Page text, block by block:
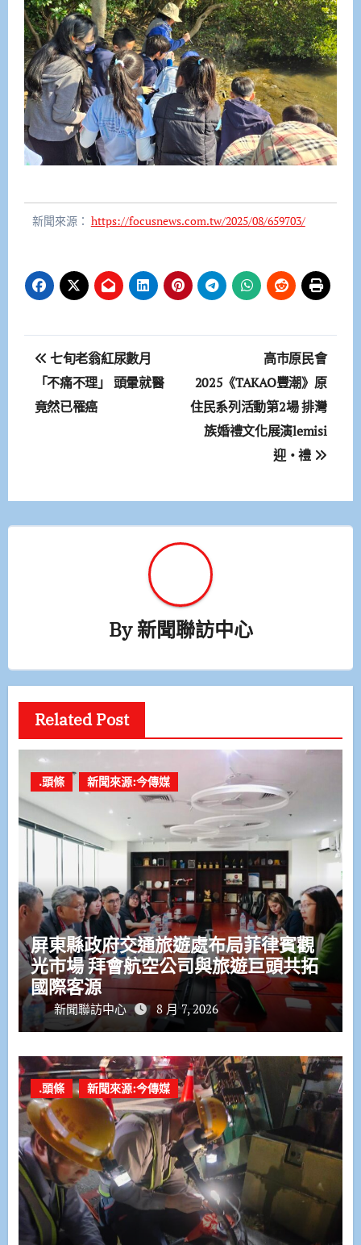
新聞來源： https://focusnews.com.tw/2025/08/659703/
文
章
導
七旬老翁紅尿數月
「不痛不理」 頭暈就醫
竟然已罹癌
高市原民會
2025《TAKAO豐潮》原
住民系列活動第2場 排灣
族婚禮文化展演lemisi
迎‧禮
By新聞聯訪中心
Related Post
.頭條 新聞來源:今傳媒
屏東縣政府交通旅遊處布局菲律賓觀
光市場 拜會航空公司與旅遊巨頭共拓
國際客源
新聞聯訪中心 8 月 7, 2026
.頭條 新聞來源:今傳媒